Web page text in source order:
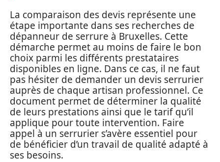
La comparaison des devis représente une
étape importante dans ses recherches de
dépanneur de serrure à Bruxelles. Cette
démarche permet au moins de faire le bon
choix parmi les différents prestataires
disponibles en ligne. Dans ce cas, il ne faut
pas hésiter de demander un devis serrurier
auprès de chaque artisan professionnel. Ce
document permet de déterminer la qualité
de leurs prestations ainsi que le tarif qu’il
applique pour toute intervention. Faire
appel à un serrurier s’avère essentiel pour
de bénéficier d’un travail de qualité adapté à
ses besoins.